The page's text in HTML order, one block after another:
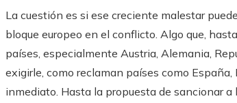
La cuestión es si ese creciente malestar
bloque europeo en el conflicto. Algo que,
países, especialmente Austria, Alemania,
exigirle, como reclaman países como
inmediato. Hasta la propuesta de sancionar